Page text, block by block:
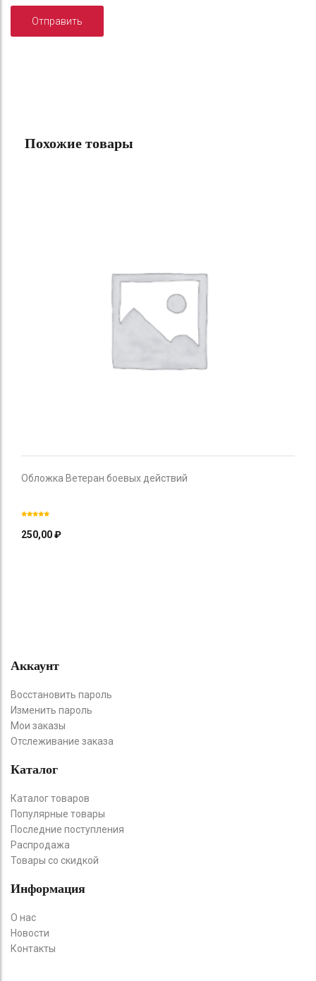
Похожие товары
Обложка Ветеран боевых действий
250,00₽
Аккаунт
Восстановить пароль
Изменить пароль
Мои заказы
Отслеживание заказа
Каталог
Каталог товаров
Популярные товары
Последние поступления
Распродажа
Товары со скидкой
Информация
О нас
Новости
Контакты